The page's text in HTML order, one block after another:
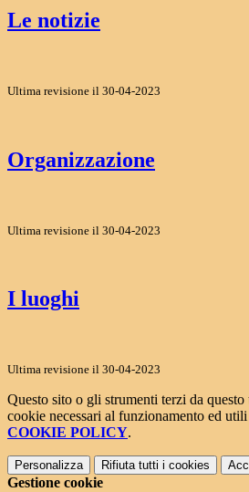
Le notizie
Ultima revisione il 30-04-2023
Organizzazione
Ultima revisione il 30-04-2023
I luoghi
Ultima revisione il 30-04-2023
Questo sito o gli strumenti terzi da
cookie necessari al funzionamento ed
COOKIE POLICY.
Personalizza Rifiuta tutti i cookies
Gestione cookie